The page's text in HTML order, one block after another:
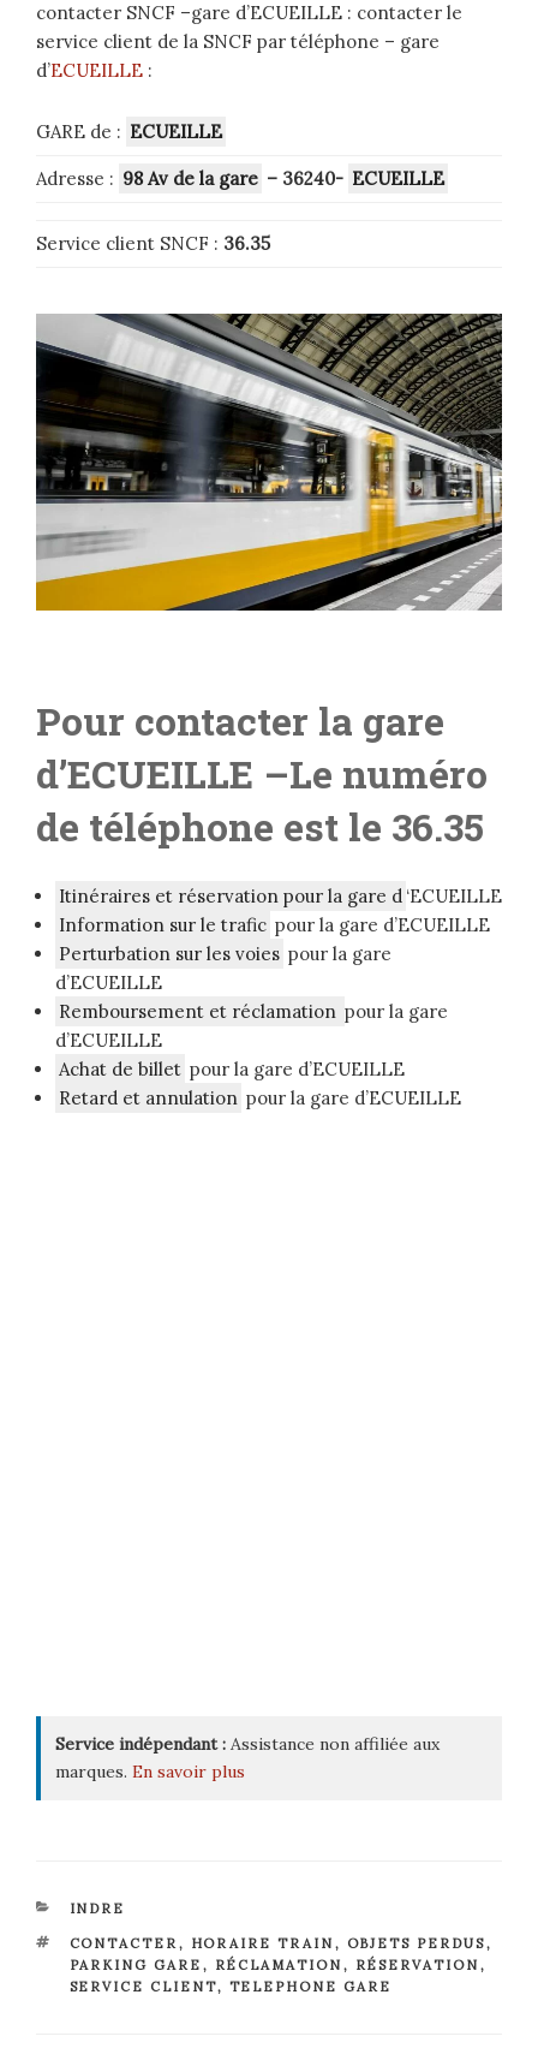
contacter SNCF –gare d’ECUEILLE : contacter le
service client de la SNCF par téléphone – gare
d’ECUEILLE :
GARE de : ECUEILLE
Adresse : 98 Av de la gare – 36240- ECUEILLE
Service client SNCF : 36.35
Pour contacter la gare
d’ECUEILLE –Le numéro
de téléphone est le 36.35
Itinéraires et réservation pour la gare d ‘ECUEILLE
Information sur le trafic pour la gare d’ECUEILLE
Perturbation sur les voies pour la gare
d’ECUEILLE
Remboursement et réclamation pour la gare
d’ECUEILLE
Achat de billet pour la gare d’ECUEILLE
Retard et annulation pour la gare d’ECUEILLE
Service indépendant : Assistance non affiliée aux
marques. En savoir plus
CATÉGORIES
INDRE
ÉTIQUETTES
CONTACTER, HORAIRE TRAIN , OBJETS PERDUS,
PARKING GARE , RÉCLAMATION , RÉSERVATION ,
SERVICE CLIENT, TELEPHONE GARE